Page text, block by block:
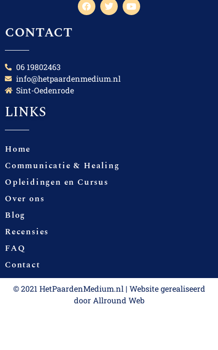
contact
06 19802463
info@hetpaardenmedium.nl
Sint-Oedenrode
LINKS
Home
Communicatie & Healing
Opleidingen en Cursus
Over ons
Blog
Recensies
FAQ
Contact
© 2021 HetPaardenMedium.nl | Website gerealiseerd
door Allround Web